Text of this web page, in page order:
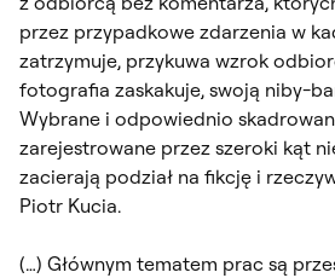
przez przypadkowe zdarzenia w
zatrzymuje, przykuwa wzrok
fotografia zaskakuje, swoją niby-
Wybrane i odpowiednio
zarejestrowane przez szeroki kąt
zacierają podział na fikcję i
Piotr Kucia.
(…) Głównym tematem prac są